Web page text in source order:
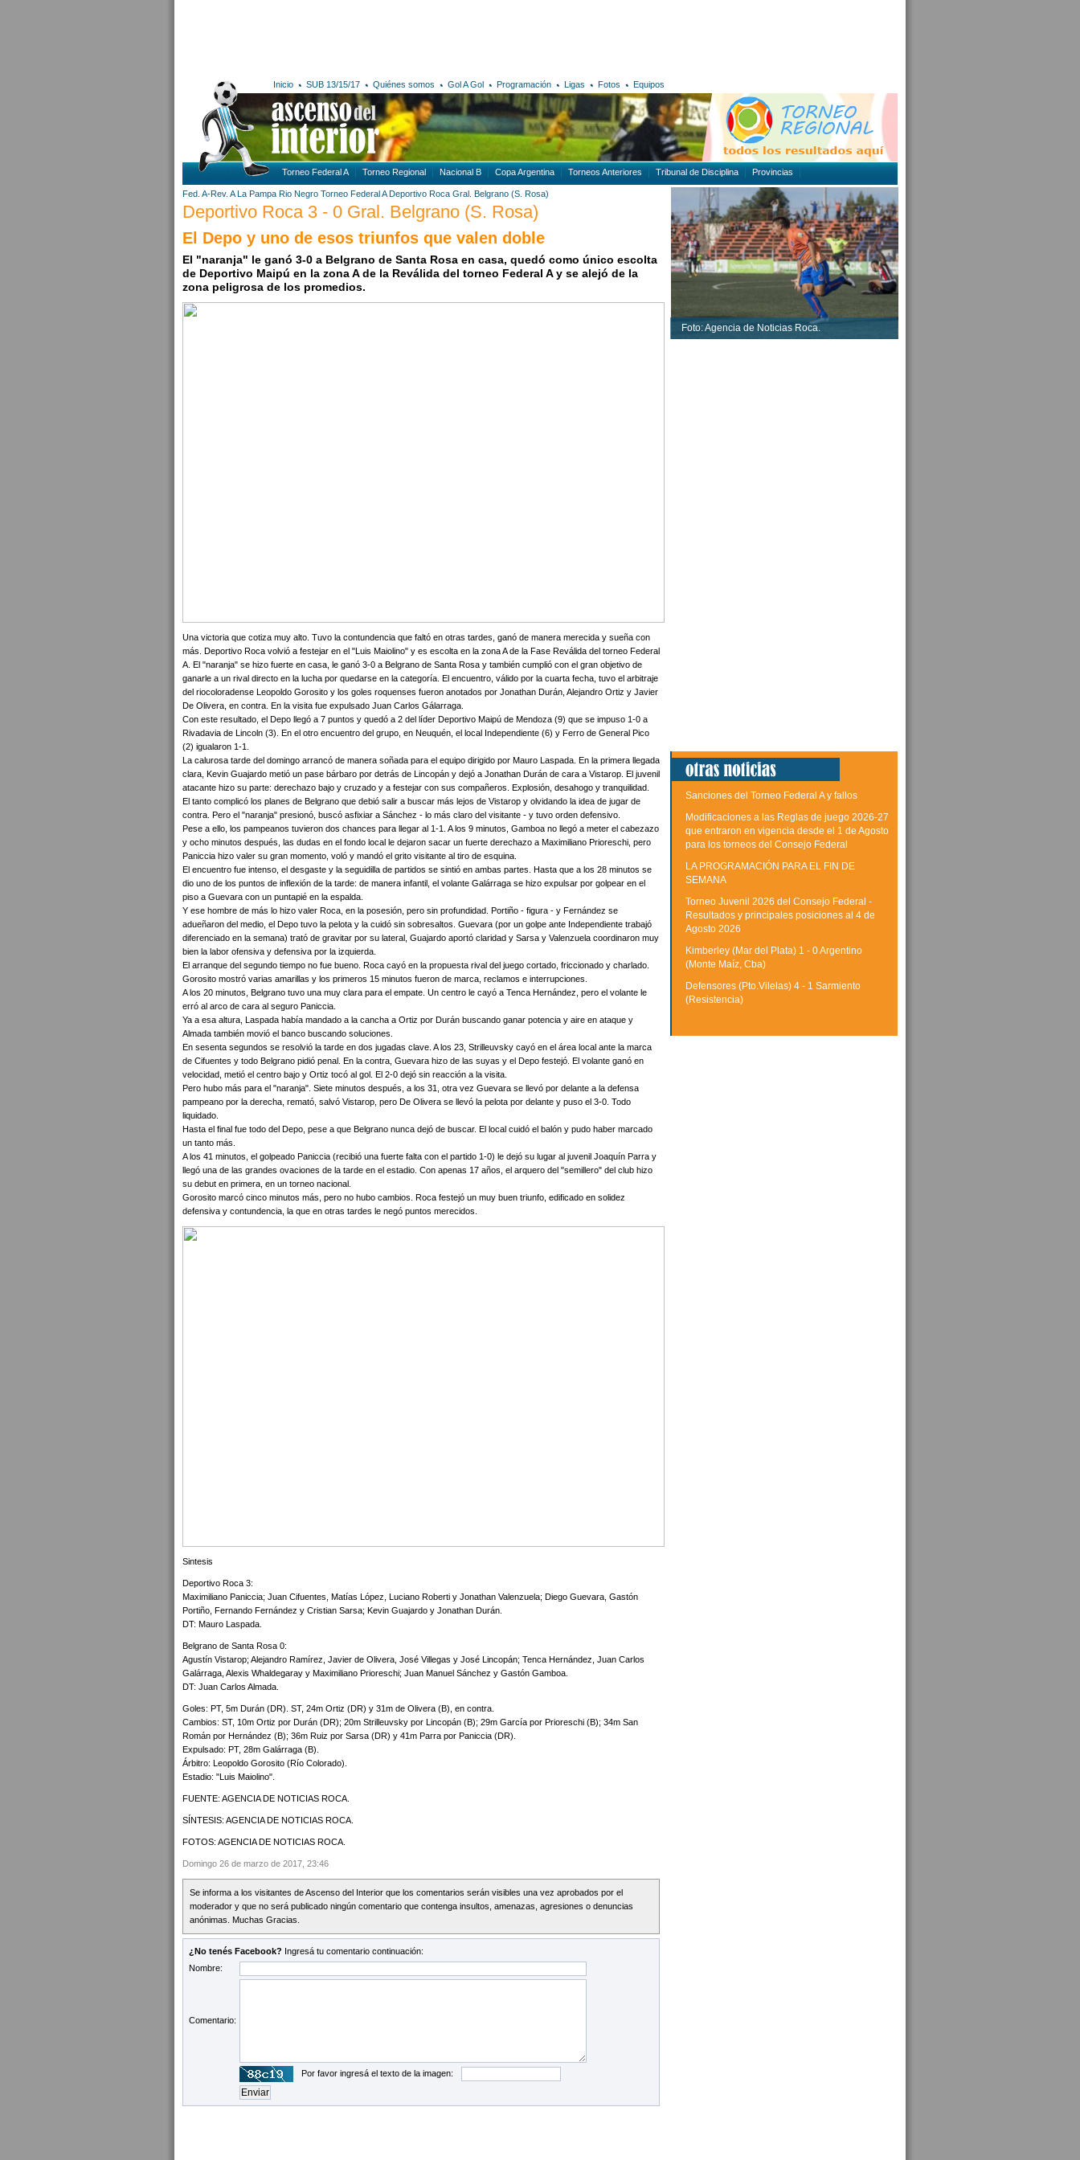
Inicio SUB 13/15/17 Quiénes somos Gol A Gol Programación Ligas Fotos Equipos
Torneo Federal A Torneo Regional Nacional B Copa Argentina Torneos Anteriores Tribunal de Disciplina Provincias
Fed. A-Rev. A La Pampa Rio Negro Torneo Federal A Deportivo Roca Gral. Belgrano (S. Rosa)
Deportivo Roca 3 - 0 Gral. Belgrano (S. Rosa)
El Depo y uno de esos triunfos que valen doble
El "naranja" le ganó 3-0 a Belgrano de Santa Rosa en casa, quedó como único escolta
de Deportivo Maipú en la zona A de la Reválida del torneo Federal A y se alejó de la
zona peligrosa de los promedios.
Una victoria que cotiza muy alto. Tuvo la contundencia que faltó en otras tardes, ganó de manera merecida y sueña con
más. Deportivo Roca volvió a festejar en el "Luis Maiolino" y es escolta en la zona A de la Fase Reválida del torneo Federal
A. El "naranja" se hizo fuerte en casa, le ganó 3-0 a Belgrano de Santa Rosa y también cumplió con el gran objetivo de
ganarle a un rival directo en la lucha por quedarse en la categoría. El encuentro, válido por la cuarta fecha, tuvo el arbitraje
del riocoloradense Leopoldo Gorosito y los goles roquenses fueron anotados por Jonathan Durán, Alejandro Ortiz y Javier
De Olivera, en contra. En la visita fue expulsado Juan Carlos Gálarraga.
Con este resultado, el Depo llegó a 7 puntos y quedó a 2 del líder Deportivo Maipú de Mendoza (9) que se impuso 1-0 a
Rivadavia de Lincoln (3). En el otro encuentro del grupo, en Neuquén, el local Independiente (6) y Ferro de General Pico
(2) igualaron 1-1.
La calurosa tarde del domingo arrancó de manera soñada para el equipo dirigido por Mauro Laspada. En la primera llegada
clara, Kevin Guajardo metió un pase bárbaro por detrás de Lincopán y dejó a Jonathan Durán de cara a Vistarop. El juvenil
atacante hizo su parte: derechazo bajo y cruzado y a festejar con sus compañeros. Explosión, desahogo y tranquilidad.
El tanto complicó los planes de Belgrano que debió salir a buscar más lejos de Vistarop y olvidando la idea de jugar de
contra. Pero el "naranja" presionó, buscó asfixiar a Sánchez - lo más claro del visitante - y tuvo orden defensivo.
Pese a ello, los pampeanos tuvieron dos chances para llegar al 1-1. A los 9 minutos, Gamboa no llegó a meter el cabezazo
y ocho minutos después, las dudas en el fondo local le dejaron sacar un fuerte derechazo a Maximiliano Prioreschi, pero
Paniccia hizo valer su gran momento, voló y mandó el grito visitante al tiro de esquina.
El encuentro fue intenso, el desgaste y la seguidilla de partidos se sintió en ambas partes. Hasta que a los 28 minutos se
dio uno de los puntos de inflexión de la tarde: de manera infantil, el volante Galárraga se hizo expulsar por golpear en el
piso a Guevara con un puntapié en la espalda.
Y ese hombre de más lo hizo valer Roca, en la posesión, pero sin profundidad. Portiño - figura - y Fernández se
adueñaron del medio, el Depo tuvo la pelota y la cuidó sin sobresaltos. Guevara (por un golpe ante Independiente trabajó
diferenciado en la semana) trató de gravitar por su lateral, Guajardo aportó claridad y Sarsa y Valenzuela coordinaron muy
bien la labor ofensiva y defensiva por la izquierda.
El arranque del segundo tiempo no fue bueno. Roca cayó en la propuesta rival del juego cortado, friccionado y charlado.
Gorosito mostró varias amarillas y los primeros 15 minutos fueron de marca, reclamos e interrupciones.
A los 20 minutos, Belgrano tuvo una muy clara para el empate. Un centro le cayó a Tenca Hernández, pero el volante le
erró al arco de cara al seguro Paniccia.
Ya a esa altura, Laspada había mandado a la cancha a Ortiz por Durán buscando ganar potencia y aire en ataque y
Almada también movió el banco buscando soluciones.
En sesenta segundos se resolvió la tarde en dos jugadas clave. A los 23, Strilleuvsky cayó en el área local ante la marca
de Cifuentes y todo Belgrano pidió penal. En la contra, Guevara hizo de las suyas y el Depo festejó. El volante ganó en
velocidad, metió el centro bajo y Ortiz tocó al gol. El 2-0 dejó sin reacción a la visita.
Pero hubo más para el "naranja". Siete minutos después, a los 31, otra vez Guevara se llevó por delante a la defensa
pampeano por la derecha, remató, salvó Vistarop, pero De Olivera se llevó la pelota por delante y puso el 3-0. Todo
liquidado.
Hasta el final fue todo del Depo, pese a que Belgrano nunca dejó de buscar. El local cuidó el balón y pudo haber marcado
un tanto más.
A los 41 minutos, el golpeado Paniccia (recibió una fuerte falta con el partido 1-0) le dejó su lugar al juvenil Joaquín Parra y
llegó una de las grandes ovaciones de la tarde en el estadio. Con apenas 17 años, el arquero del "semillero" del club hizo
su debut en primera, en un torneo nacional.
Gorosito marcó cinco minutos más, pero no hubo cambios. Roca festejó un muy buen triunfo, edificado en solidez
defensiva y contundencia, la que en otras tardes le negó puntos merecidos.
Sintesis
Deportivo Roca 3:
Maximiliano Paniccia; Juan Cifuentes, Matías López, Luciano Roberti y Jonathan Valenzuela; Diego Guevara, Gastón
Portiño, Fernando Fernández y Cristian Sarsa; Kevin Guajardo y Jonathan Durán.
DT: Mauro Laspada.
Belgrano de Santa Rosa 0:
Agustín Vistarop; Alejandro Ramírez, Javier de Olivera, José Villegas y José Lincopán; Tenca Hernández, Juan Carlos
Galárraga, Alexis Whaldegaray y Maximiliano Prioreschi; Juan Manuel Sánchez y Gastón Gamboa.
DT: Juan Carlos Almada.
Goles: PT, 5m Durán (DR). ST, 24m Ortiz (DR) y 31m de Olivera (B), en contra.
Cambios: ST, 10m Ortiz por Durán (DR); 20m Strilleuvsky por Lincopán (B); 29m García por Prioreschi (B); 34m San
Román por Hernández (B); 36m Ruiz por Sarsa (DR) y 41m Parra por Paniccia (DR).
Expulsado: PT, 28m Galárraga (B).
Árbitro: Leopoldo Gorosito (Río Colorado).
Estadio: "Luis Maiolino".
FUENTE: AGENCIA DE NOTICIAS ROCA.
SÍNTESIS: AGENCIA DE NOTICIAS ROCA.
FOTOS: AGENCIA DE NOTICIAS ROCA.
Domingo 26 de marzo de 2017, 23:46
Se informa a los visitantes de Ascenso del Interior que los comentarios serán visibles una vez aprobados por el
moderador y que no será publicado ningún comentario que contenga insultos, amenazas, agresiones o denuncias
anónimas. Muchas Gracias.
¿No tenés Facebook? Ingresá tu comentario continuación:
Nombre:
Comentario:
Por favor ingresá el texto de la imagen:
Foto: Agencia de Noticias Roca.
Sanciones del Torneo Federal A y fallos
Modificaciones a las Reglas de juego 2026-27
que entraron en vigencia desde el 1 de Agosto
para los torneos del Consejo Federal
LA PROGRAMACIÓN PARA EL FIN DE
SEMANA
Torneo Juvenil 2026 del Consejo Federal -
Resultados y principales posiciones al 4 de
Agosto 2026
Kimberley (Mar del Plata) 1 - 0 Argentino
(Monte Maíz, Cba)
Defensores (Pto.Vilelas) 4 - 1 Sarmiento
(Resistencia)